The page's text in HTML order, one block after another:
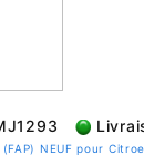
NEUF pour